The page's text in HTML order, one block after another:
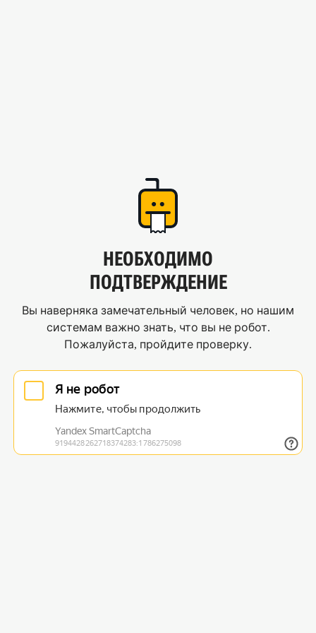
НЕОБХОДИМО
ПОДТВЕРЖДЕНИЕ
Вы наверняка замечательный человек, но нашим
системам важно знать, что вы не робот.
Пожалуйста, пройдите проверку.